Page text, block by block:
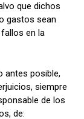
que dichos
gastos sean
en la
antes posible,
siempre
de los
de: